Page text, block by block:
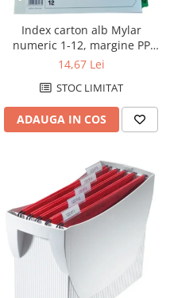
Index carton alb Mylar
numeric 1-12, margine PP
color, A4, 190g/mp, Optima
14,67 Lei
STOC LIMITAT
ADAUGA IN COS